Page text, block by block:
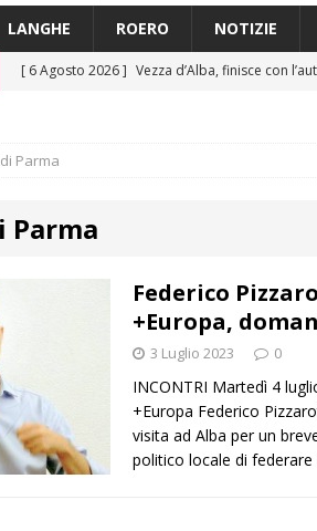
LANGHE ROERO NOTIZIE
[ 6 Agosto 2026 ] Vezza d’Alba, finisce con
[ 6 Agosto 2026 ]
Dimissioni in Consiglio
«Nessun conflitto d’interessi»
ALBA
planetario sulla collina di Pino torinese
[ 6 Agosto 2026 ]
Incendio a Valdieri,
Parma
Parma
Federico
+Europa,
3 Luglio 2023 0
INCONTRI Martedì 4
+Europa Federico
visita ad Alba per un
politico locale di